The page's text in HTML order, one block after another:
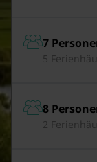
7
5
8
2